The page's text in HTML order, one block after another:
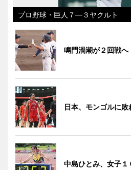
プロ野球・巨人７―３ヤクルト
鳴門渦潮が２回戦
日本、モンゴルに敗
中島ひとみ、女子